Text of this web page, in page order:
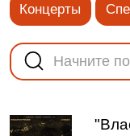
Концерты